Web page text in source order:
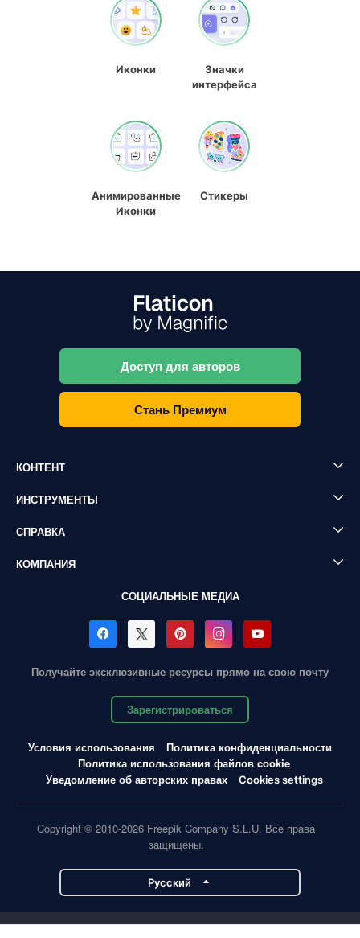
Иконки
Значки
интерфейса
Анимированные
Иконки
Стикеры
Доступ для авторов
Стань Премиум
КОНТЕНТ
ИНСТРУМЕНТЫ
СПРАВКА
КОМПАНИЯ
СОЦИАЛЬНЫЕ МЕДИА
Получайте эксклюзивные ресурсы прямо на свою почту
Зарегистрироваться
Условия использования
Политика конфиденциальности
Политика использования файлов cookie
Уведомление об авторских правах
Cookies settings
Copyright © 2010-2026 Freepik Company S.L.U. Все права
защищены.
Pусский